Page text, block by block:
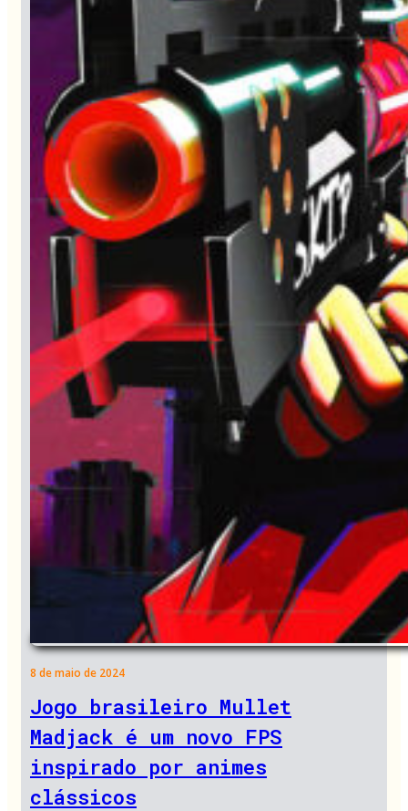
8 de maio de 2024
Jogo brasileiro Mullet
Madjack é um novo FPS
inspirado por animes
clássicos